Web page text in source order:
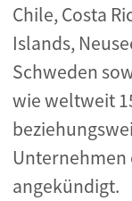
Chile, Costa
Islands,
Schweden
wie weltweit
Unternehmen
angekündigt.